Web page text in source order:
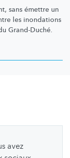
sans émettre un
les inondations
Grand-Duché.
avez